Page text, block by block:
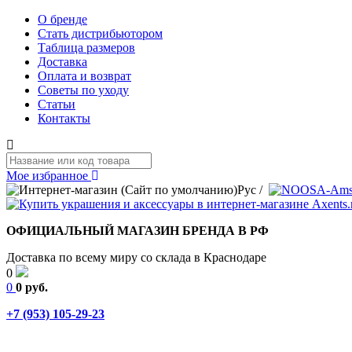
О бренде
Стать дистрибьютором
Таблица размеров
Доставка
Оплата и возврат
Советы по уходу
Статьи
Контакты
Мое избранное
Рус /
ОФИЦИАЛЬНЫЙ МАГАЗИН БРЕНДА В РФ
Доставка по всему миру со склада в Краснодаре
0
0 0 руб.
+7 (953) 105-29-23